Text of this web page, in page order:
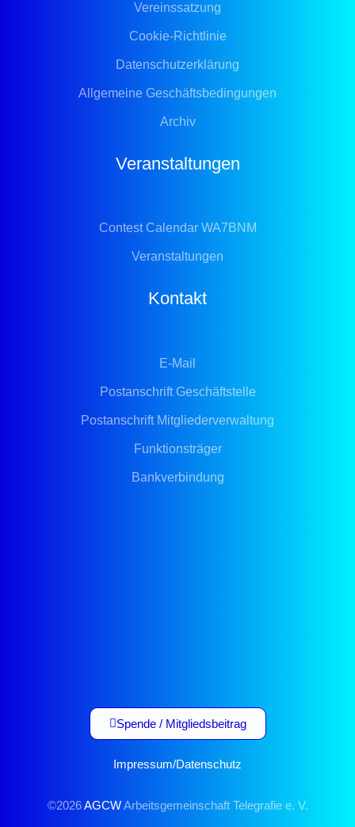
Vereinssatzung
Cookie-Richtlinie
Datenschutzerklärung
Allgemeine Geschäftsbedingungen
Archiv
Veranstaltungen
Contest Calendar WA7BNM
Veranstaltungen
Kontakt
E-Mail
Postanschrift Geschäftstelle
Postanschrift Mitgliederverwaltung
Funktionsträger
Bankverbindung
Spende / Mitgliedsbeitrag
Impressum/Datenschutz
©2026AGCW Arbeitsgemeinschaft Telegrafie e. V.